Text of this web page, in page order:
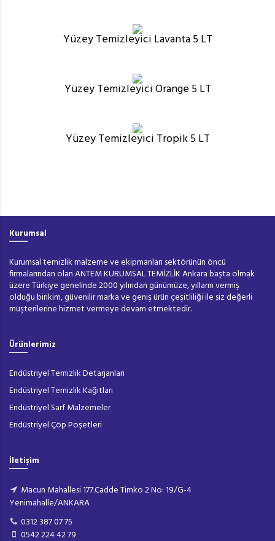
Yüzey Temizleyici Lavanta 5 LT
Yüzey Temizleyici Orange 5 LT
Yüzey Temizleyici Tropik 5 LT
Kurumsal
Kurumsal temizlik malzeme ve ekipmanları sektörünün öncü
firmalarından olan ANTEM KURUMSAL TEMİZLİK Ankara başta olmak
üzere Türkiye genelinde 2000 yılından günümüze, yılların vermiş
olduğu birikim, güvenilir marka ve geniş ürün çeşitliliği ile siz değerli
müşterilerine hizmet vermeye devam etmektedir.
Ürünlerimiz
Endüstriyel Temizlik Detarjanları
Endüstriyel Temizlik Kağıtları
Endüstriyel Sarf Malzemeler
Endüstriyel Çöp Poşetleri
İletişim
Macun Mahallesi 177.Cadde Timko 2 No: 19/G-4
Yenimahalle/ANKARA
0312 387 07 75
0542 224 42 79